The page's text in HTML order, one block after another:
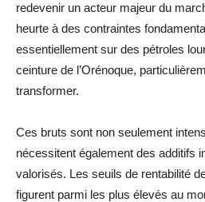
redevenir un acteur majeur du
heurte à des contraintes
essentiellement sur des pétroles
ceinture de l’Orénoque,
transformer.
Ces bruts sont non seulement
nécessitent également des additifs
valorisés. Les seuils de rentabilité
figurent parmi les plus élevés au